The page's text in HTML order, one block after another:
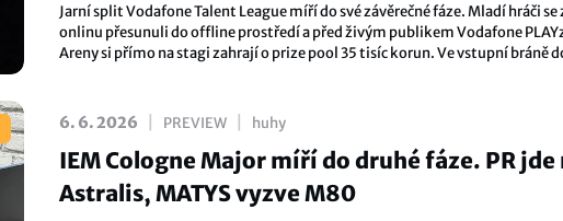
Jarní split Vodafone Talent League míří do své závěrečné fáze. Mladí hráči se
onlinu přesunuli do offline prostředí a před živým publikem Vodafone
Areny si přímo na stagi zahrají o prize pool 35 tisíc korun. Ve vstupní bráně
6. 6. 2026 PREVIEW huhy
IEM Cologne Major míří do druhé fáze. PR jde
Astralis, MATYS vyzve M80